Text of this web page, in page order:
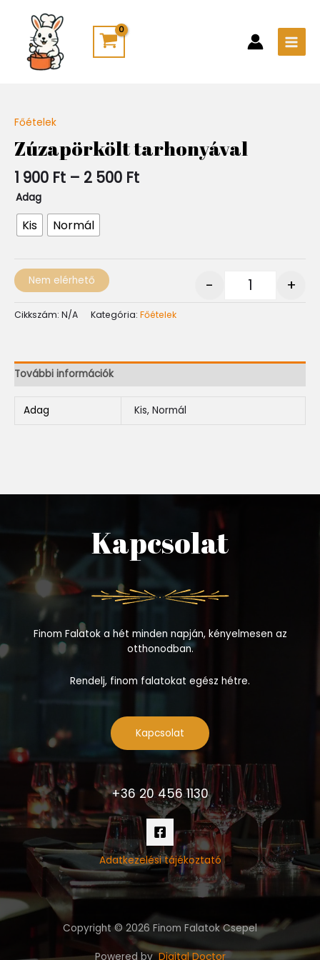
content
Főételek
Zúzapörkölt tarhonyával
1 900 Ft – 2 500 Ft
1
900 Ft
-
2
Adag
Kis Normál
- +
Nem elérhető
Cikkszám: N/A Kategória: Főételek
További információk
Adag Kis, Normál
Kapcsolat
Finom Falatok a hét minden napján, kényelmesen az
otthonodban.
Rendelj, finom falatokat egész hétre.
Kapcsolat
+36 20 456 1130
Adatkezelési tájékoztató
Copyright © 2026 Finom Falatok Csepel
Powered byDigital Doctor